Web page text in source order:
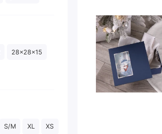
28x28x15
S/M XL XS